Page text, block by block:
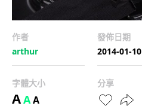
作者
arthur
發佈日期
2014-01-10
字體大小
AAA
分享